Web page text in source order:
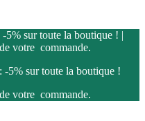
5% sur toute la boutique ! |
votre commande.
5% sur toute la boutique !
votre commande.